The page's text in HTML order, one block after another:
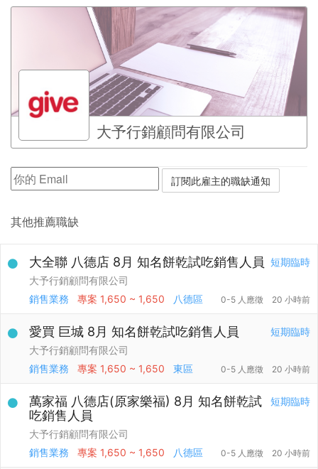
大予行銷顧問有限公司
其他推薦職缺
短期臨時
大全聯 八德店 8月 知名餅乾試吃銷售人員
大予行銷顧問有限公司
銷售業務
專案 1,650 ~ 1,650 八德區 0-5 人應徵 20 小時前
短期臨時
愛買 巨城 8月 知名餅乾試吃銷售人員
大予行銷顧問有限公司
銷售業務
專案 1,650 ~ 1,650 東區 0-5 人應徵 20 小時前
短期臨時
萬家福 八德店(原家樂福) 8月 知名餅乾試
吃銷售人員
大予行銷顧問有限公司
銷售業務
專案 1,650 ~ 1,650 八德區 0-5 人應徵 20 小時前